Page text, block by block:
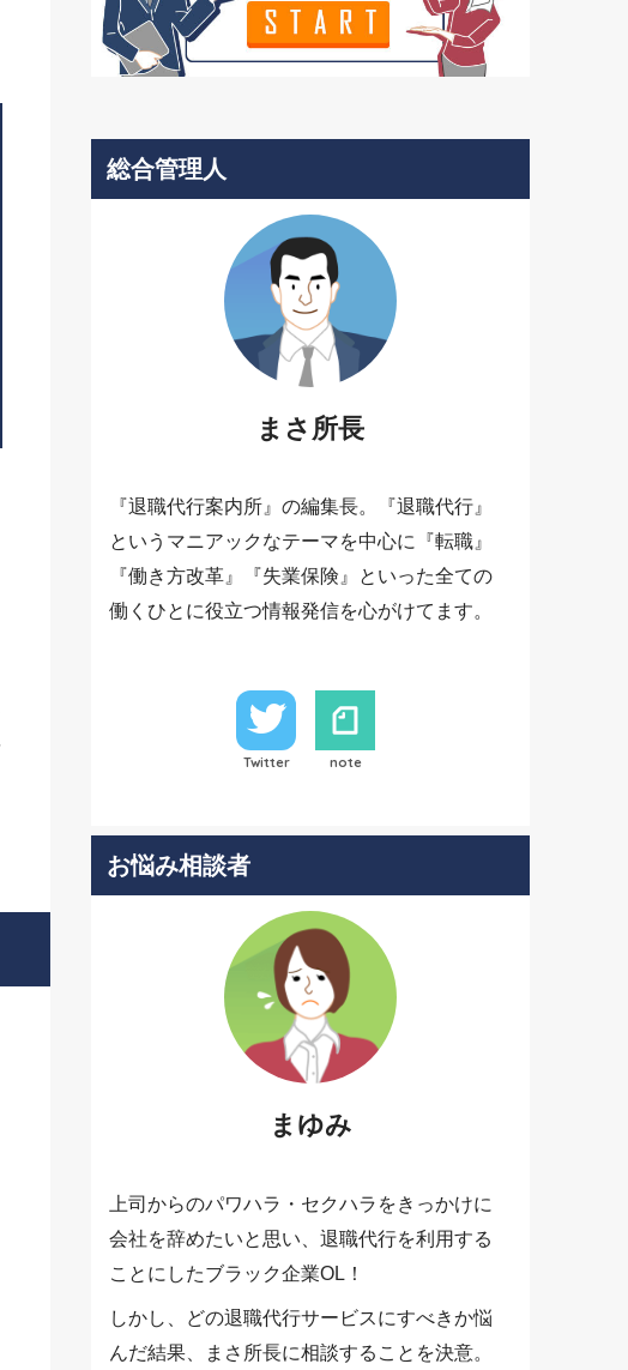
総合管理人
まさ所長
『退職代行案内所』の編集長。『退職代行』
というマニアックなテーマを中心に『転職』
『働き方改革』『失業保険』といった全ての
働くひとに役立つ情報発信を心がけてます。
Twitter note
お悩み相談者
まゆみ
上司からのパワハラ・セクハラをきっかけに
会社を辞めたいと思い、退職代行を利用する
ことにしたブラック企業OL！
しかし、どの退職代行サービスにすべきか悩
んだ結果、まさ所長に相談することを決意。